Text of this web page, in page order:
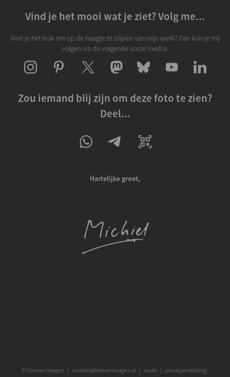
Vind je het mooi wat je ziet? Volg me...
Vind je het leuk om op de hoogte te blijven van mijn werk? Dan kun je mij
volgen via de volgende social media:
Zou iemand blij zijn om deze foto te zien?
Deel...
Hartelijke groet,
©Forever Images | michiel@foreverimages.nl | route | privacyverklaring